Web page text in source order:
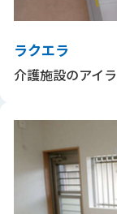
ラクエラ
介護施設のアイ